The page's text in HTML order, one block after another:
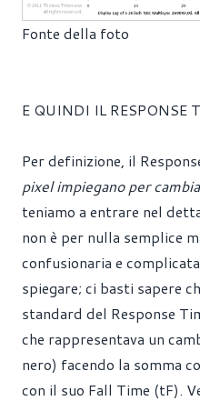
Fonte della foto
E QUINDI IL RESPONSE
Per definizione, il
pixel impiegano per
teniamo a entrare nel
non è per nulla semplice
confusionaria e
spiegare; ci basti sapere
standard del Response
che rappresentava un
nero) facendo la somma
con il suo Fall Time (tF).